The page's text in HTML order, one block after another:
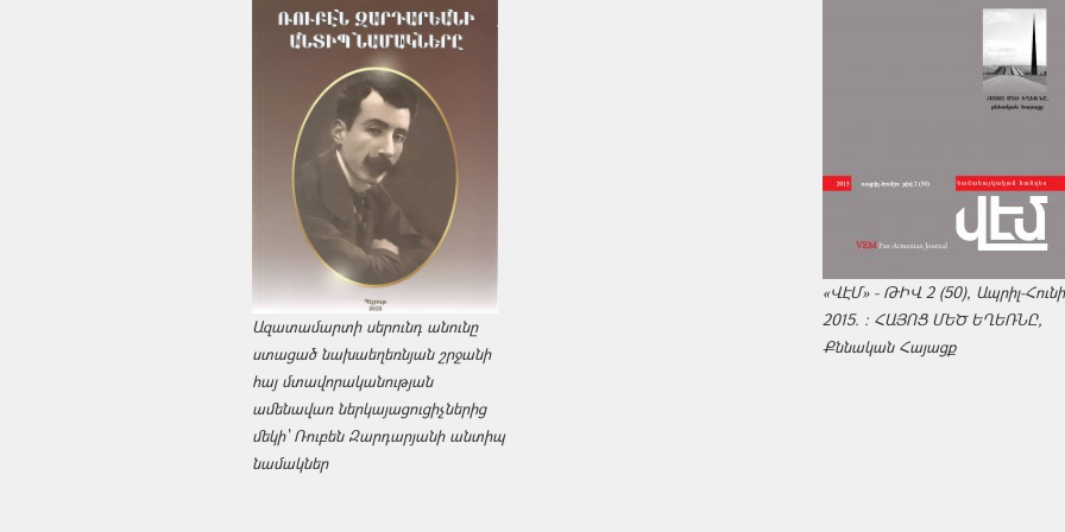
Ազատամարտի սերունդ անունը
ստացած նախաեղեռնյան շրջանի
հայ մտավորականության
ամենավառ ներկայացուցիչներից
մեկի՝ Ռուբեն Զարդարյանի անտիպ
նամակներ
«ՎԷՄ» - ԹԻՎ 2 (50), Ապրիլ-
2015. : ՀԱՅՈՑ ՄԵԾ ԵՂԵՌՆԸ,
Քննական Հայացք